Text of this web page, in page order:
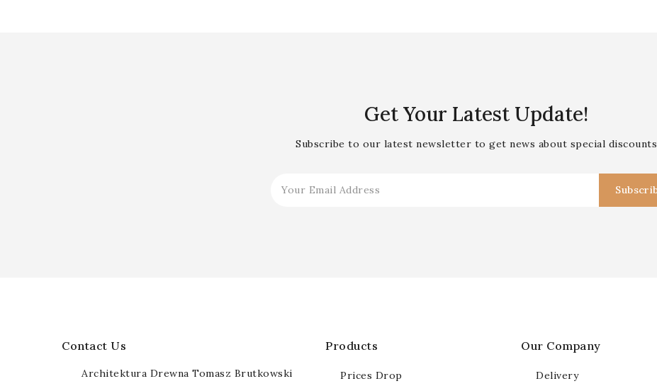
Get Your Latest Update!
Subscribe to our latest newsletter to get news about special discounts
Contact Us
Architektura Drewna Tomasz Brutkowski
Products
Prices Drop
Our Company
Delivery